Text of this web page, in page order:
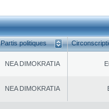
Partis politiques
NEA DΙMOKRATIA
NEA DΙMOKRATIA